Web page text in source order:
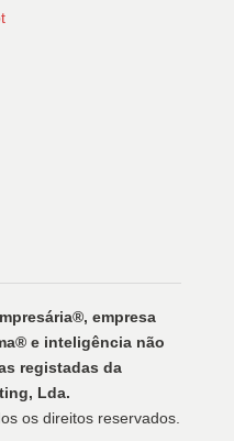
empresa
e inteligência não
registadas da
Lda.
os direitos reservados.